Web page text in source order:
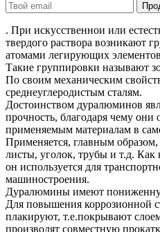
. При искусственнои или
твердого раствора возникают
атомами легирующих
Такие группировки называют
По своим механическим
среднеуглеродистым сталям.
Достоинством дуралюминов
прочность, благодаря чему они
применяемым материалам в
Применяется, главным
листы, уголок, трубы и т.д.
он используется для
машиностроения.
Дуралюмины имеют
Для повышения коррозионной
плакируют, т.е.покрывают
производят совместную